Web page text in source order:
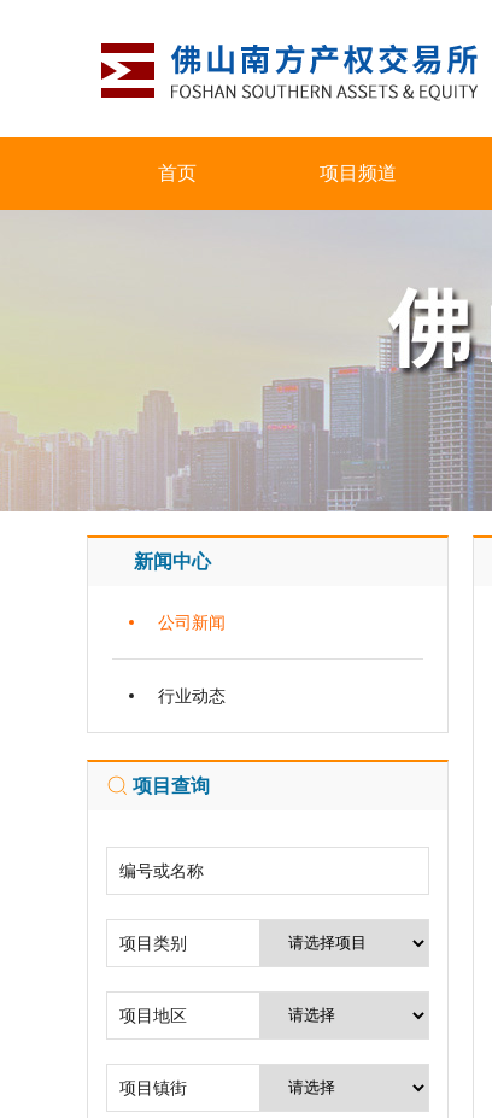
首页 项目频道
新闻中心
公司新闻
行业动态
项目查询
编号或名称
项目类别
项目地区
项目镇街